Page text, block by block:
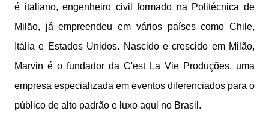
é italiano, engenheiro civil formado na Politécnica de
Milão, já empreendeu em vários paísescomo Chile,
Itália e Estados Unidos. Nascido e crescido em Milão,
Marvin é o fundador da C'est La Vie Produções, uma
empresa especializada em eventos diferenciados para o
público de alto padrão e luxo aqui no Brasil.